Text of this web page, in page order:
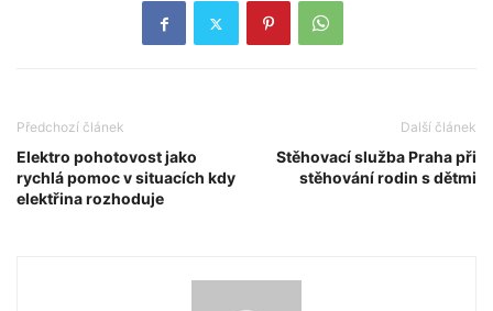
Předchozí článek
Elektro pohotovost jako
rychlá pomoc v situacích kdy
elektřina rozhoduje
Další článek
Stěhovací služba Praha při
stěhování rodin s dětmi